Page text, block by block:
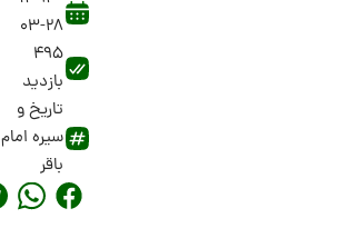
03-28
495
بازدید
تاریخ و
سیره امام
باقر